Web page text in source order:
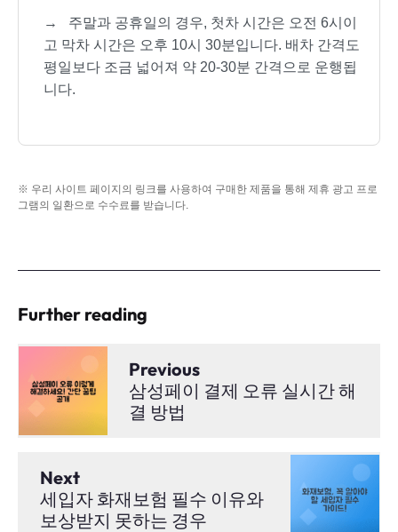
→
주말과 공휴일의 경우, 첫차 시간은 오전 6시이
고 막차 시간은 오후 10시 30분입니다. 배차 간격도
평일보다 조금 넓어져 약 20-30분 간격으로 운행됩
니다.
※ 우리 사이트 페이지의 링크를 사용하여 구매한 제품을 통해 제휴 광고 프로
그램의 일환으로 수수료를 받습니다.
Further reading
Previous
삼성페이 결제 오류 실시간 해
결 방법
Next
세입자 화재보험 필수 이유와
보상받지 못하는 경우